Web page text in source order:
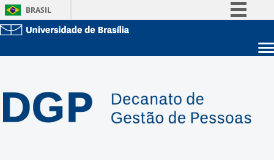
BRASIL
Legislação
Canais
Administração